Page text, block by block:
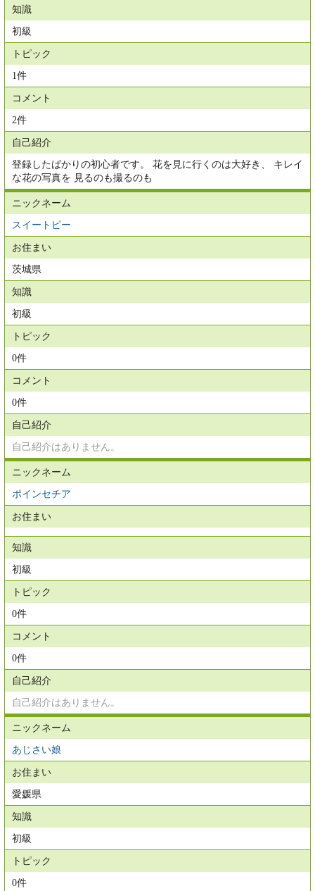
知識
初級
トピック
1件
コメント
2件
自己紹介
登録したばかりの初心者です。 花を見に行くのは大好き、 キレイ
な花の写真を 見るのも撮るのも
ニックネーム
スイートピー
お住まい
茨城県
知識
初級
トピック
0件
コメント
0件
自己紹介
自己紹介はありません。
ニックネーム
ポインセチア
お住まい
知識
初級
トピック
0件
コメント
0件
自己紹介
自己紹介はありません。
ニックネーム
あじさい娘
お住まい
愛媛県
知識
初級
トピック
0件